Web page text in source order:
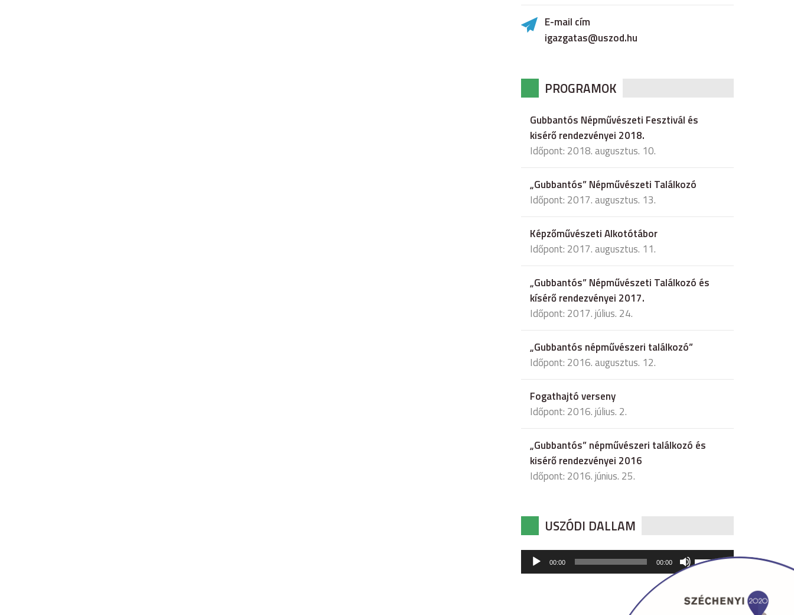
E-mail cím
igazgatas@uszod.hu
PROGRAMOK
Gubbantós Népművészeti Fesztivál és
kisérő rendezvényei 2018.
Időpont: 2018. augusztus. 10.
„Gubbantós” Népművészeti Találkozó
Időpont: 2017. augusztus. 13.
Képzőművészeti Alkotótábor
Időpont: 2017. augusztus. 11.
„Gubbantós” Népművészeti Találkozó és
kísérő rendezvényei 2017.
Időpont: 2017. július. 24.
„Gubbantós népművészeri találkozó”
Időpont: 2016. augusztus. 12.
Fogathajtó verseny
Időpont: 2016. július. 2.
„Gubbantós” népművészeri találkozó és
kisérő rendezvényei 2016
Időpont: 2016. június. 25.
USZÓDI DALLAM
Audió
lejátszó
00:00 00:00
hangerő
csökkentéséhez